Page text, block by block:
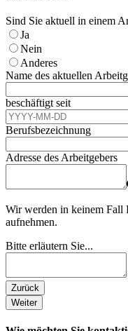
Sind Sie aktuell in einem
Ja
Nein
Anderes
Name des aktuellen
beschäftigt seit
Berufsbezeichnung
Adresse des Arbeitgebers
Wir werden in keinem Fall
aufnehmen.
Bitte erläutern Sie...
Zurück
Weiter